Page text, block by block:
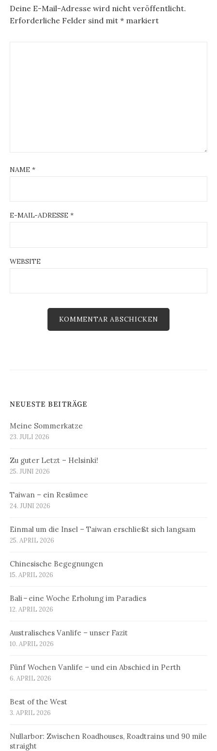
Deine E-Mail-Adresse wird nicht veröffentlicht.
Erforderliche Felder sind mit * markiert
NAME *
E-MAIL-ADRESSE *
WEBSITE
NEUESTE BEITRÄGE
Meine Sommerkatze
23. JULI 2026
Zu guter Letzt – Helsinki!
25. JUNI 2026
Taiwan – ein Resümee
24. JUNI 2026
Einmal um die Insel – Taiwan erschließt sich langsam
25. APRIL 2026
Chinesische Begegnungen
15. APRIL 2026
Bali – eine Woche Erholung im Paradies
12. APRIL 2026
Australisches Vanlife – unser Fazit
10. APRIL 2026
Fünf Wochen Vanlife – und ein Abschied in Perth
6. APRIL 2026
Best of the West
3. APRIL 2026
Nullarbor: Zwischen Roadhouses, Roadtrains und 90 mile
straight